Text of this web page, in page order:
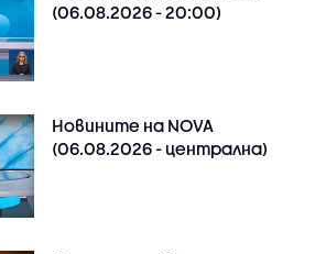
(06.08.2026 - 20:00)
Новините на NOVA
(06.08.2026 - централна)